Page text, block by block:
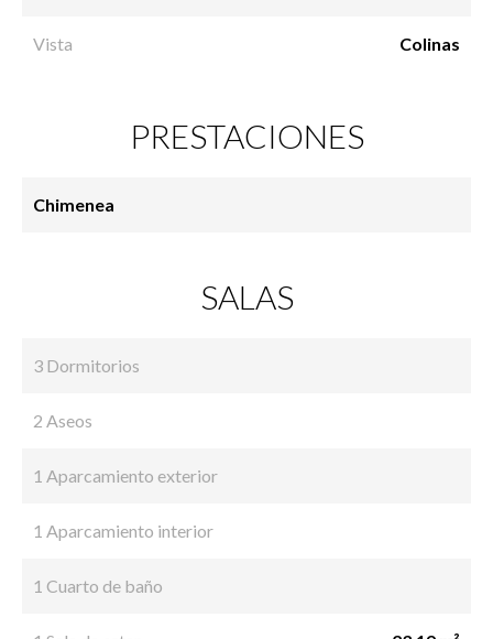
Vista Colinas
PRESTACIONES
Chimenea
SALAS
3 Dormitorios
2 Aseos
1 Aparcamiento exterior
1 Aparcamiento interior
1 Cuarto de baño